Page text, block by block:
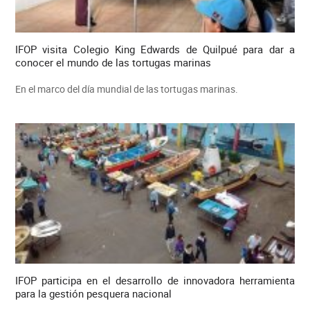
IFOP visita Colegio King Edwards de Quilpué para dar a
conocer el mundo de las tortugas marinas
En el marco del día mundial de las tortugas marinas.
IFOP participa en el desarrollo de innovadora herramienta
para la gestión pesquera nacional